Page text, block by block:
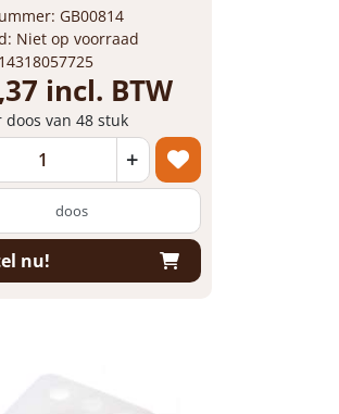
GB00814
Niet op voorraad
incl. BTW
doos van 48 stuk
+
doos
nu!